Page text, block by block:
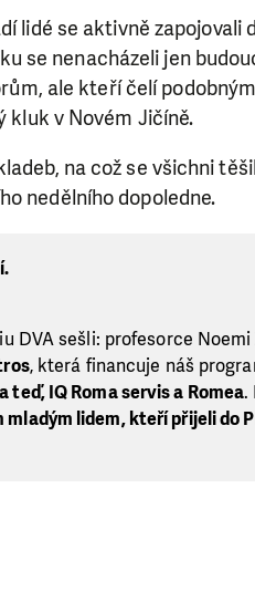
lidé se aktivně zapojovali
se nenacházeli jen
ale kteří čelí
kluk v Novém Jičíně.
na což se všichni
nedělního dopoledne.
DVA sešli: profesorce Noemi
, která financuje náš
teď, IQ Roma servis a Romea.
lidem, kteří přijeli do